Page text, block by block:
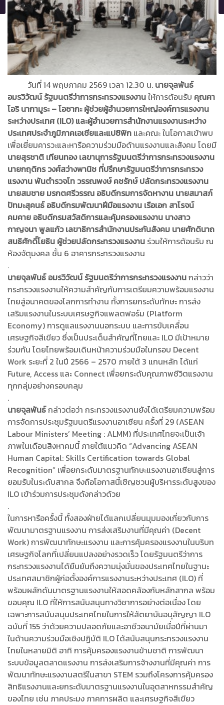
วันที่ 14 พฤษภาคม 2569 เวลา 12.30 น. นายจุลพันธ์
อมรวิวัฒน์ รัฐมนตรีว่าการกระทรวงแรงงานให้การต้อนรับ คุณคา
โอริ นากามูระ – โอซากะ ผู้ช่วยผู้อำนวยการใหญ่องค์การแรงงาน
ระหว่างประเทศ (ILO) และผู้อำนวยการสำนักงานแรงงานระหว่าง
ประเทศประจำภูมิภาคเอเชียและแปซิฟิก และคณะ ในโอกาสเข้าพบ
เพื่อเยี่ยมคารวะและหารือความร่วมมือด้านแรงงานและสังคม โดยมี
นายสุรชาติ เทียนทอง เลขานุการรัฐมนตรีว่าการกระทรวงแรงงาน
นายกฤดิกร วงศ์สว่างพานิช ที่ปรึกษารัฐมนตรีว่าการกระทรวง
แรงงาน พันตำรวจโท วรรณพงษ์ คชรักษ์ ปลัดกระทรวงแรงงาน
นายสมชาย มรกตศรีวรรณ อธิบดีกรมการจัดหางาน นายสมาสภ์
ปัทมะสุคนธ์ อธิบดีกรมพัฒนาฝีมือแรงงาน เรือเอก สาโรจน์
คมคาย อธิบดีกรมสวัสดิการและคุ้มครองแรงงาน นางสาว
กาญจนา พูลแก้ว เลขาธิการสำนักงานประกันสังคม นายศักดินาถ
สนธิศักดิ์โยธิน ผู้ช่วยปลัดกระทรวงแรงงาน ร่วมให้การต้อนรับ ณ
ห้องจัตุมงคล ชั้น 6 อาคารกระทรวงแรงงาน
.
นายจุลพันธ์ อมรวิวัฒน์ รัฐมนตรีว่าการกระทรวงแรงงานกล่าวว่า
กระทรวงแรงงานให้ความสำคัญกับการเตรียมความพร้อมแรงงาน
ไทยสู่อนาคตของโลกการทำงาน ทั้งการยกระดับทักษะ การส่ง
เสริมแรงงานในระบบเศรษฐกิจแพลตฟอร์ม (Platform
Economy) การดูแลแรงงานนอกระบบ และการขับเคลื่อน
เศรษฐกิจสีเขียว ซึ่งเป็นประเด็นสำคัญที่ไทยและ ILO มีเป้าหมาย
ร่วมกัน โดยไทยพร้อมเดินหน้าความร่วมมือในกรอบ Decent
Work ระยะที่ 2 ในปี 2566 – 2570 ภายใต้ 3 แกนหลัก ได้แก่
Future, Access และ Connect เพื่อยกระดับคุณภาพชีวิตแรงงาน
ทุกกลุ่มอย่างครอบคลุม
.
นายจุลพันธ์กล่าวต่อว่า กระทรวงแรงงานยังได้เตรียมความพร้อม
การจัดการประชุมรัฐมนตรีแรงงานอาเซียน ครั้งที่ 29 (ASEAN
Labour Ministers’ Meeting : ALMM) ที่ประเทศไทยจะเป็นเจ้า
ภาพในเดือนสิงหาคมนี้ ภายใต้แนวคิด “Advancing ASEAN
Human Capital: Skills Certification towards Global
Recognition” เพื่อยกระดับมาตรฐานทักษะแรงงานอาเซียนสู่การ
ยอมรับในระดับสากล จึงถือโอกาสนี้เชิญชวนผู้บริหารระดับสูงของ
ILO เข้าร่วมการประชุมดังกล่าวด้วย
.
ในการหารือครั้งนี้ ทั้งสองฝ่ายได้แลกเปลี่ยนมุมมองเกี่ยวกับการ
พัฒนามาตรฐานแรงงาน การส่งเสริมงานที่มีคุณค่า (Decent
Work) การพัฒนาทักษะแรงงาน และการคุ้มครองแรงงานในบริบท
เศรษฐกิจโลกที่เปลี่ยนแปลงอย่างรวดเร็ว โดยรัฐมนตรีว่าการ
กระทรวงแรงงานได้ยืนยันถึงความมุ่งมั่นของประเทศไทยในฐานะ
ประเทศสมาชิกผู้ก่อตั้งองค์การแรงงานระหว่างประเทศ (ILO) ที่
พร้อมผลักดันมาตรฐานแรงงานให้สอดคล้องกับหลักสากล พร้อม
ขอบคุณ ILO ที่ให้การสนับสนุนทางวิชาการอย่างต่อเนื่อง โดย
เฉพาะการสนับสนุนประเทศไทยในการให้สัตยาบันอนุสัญญา ILO
ฉบับที่ 155 ว่าด้วยความปลอดภัยและอาชีวอนามัยเมื่อปีที่ผ่านมา
ในด้านความร่วมมือเชิงปฏิบัติ ILO ได้สนับสนุนกระทรวงแรงงาน
ไทยในหลายมิติ อาทิ การคุ้มครองแรงงานข้ามชาติ การพัฒนา
ระบบข้อมูลตลาดแรงงาน การส่งเสริมการจ้างงานที่มีคุณค่า การ
พัฒนาทักษะแรงงานสตรีในสาขา STEM รวมถึงโครงการคุ้มครอง
สิทธิแรงงานและยกระดับมาตรฐานแรงงานในอุตสาหกรรมสำคัญ
ของไทย เช่น ภาคประมง ภาคการผลิต และเศรษฐกิจสีเขียว